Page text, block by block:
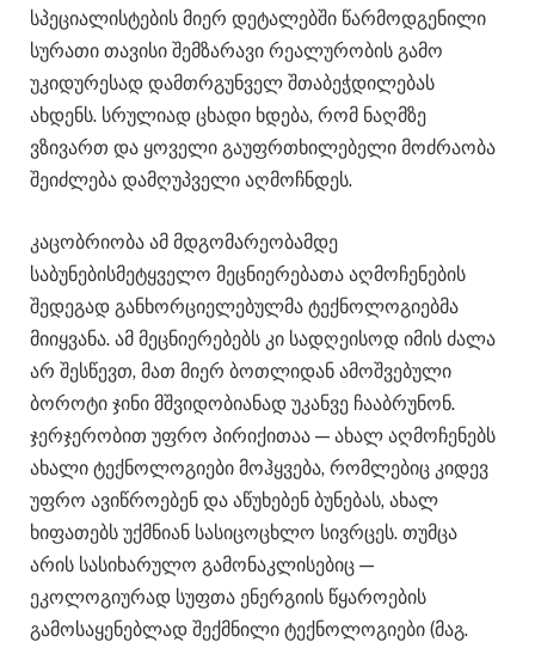
სპეციალისტების მიერ დეტალებში წარმოდგენილი
სურათი თავისი შემზარავი რეალურობის გამო
უკიდურესად დამთრგუნველ შთაბეჭდილებას
ახდენს. სრულიად ცხადი ხდება, რომ ნაღმზე
ვზივართ და ყოველი გაუფრთხილებელი მოძრაობა
შეიძლება დამღუპველი აღმოჩნდეს.
კაცობრიობა ამ მდგომარეობამდე
საბუნებისმეტყველო მეცნიერებათა აღმოჩენების
შედეგად განხორციელებულმა ტექნოლოგიებმა
მიიყვანა. ამ მეცნიერებებს კი სადღეისოდ იმის ძალა
არ შესწევთ, მათ მიერ ბოთლიდან ამოშვებული
ბოროტი ჯინი მშვიდობიანად უკანვე ჩააბრუნონ.
ჯერჯერობით უფრო პირიქითაა — ახალ აღმოჩენებს
ახალი ტექნოლოგიები მოჰყვება, რომლებიც კიდევ
უფრო ავიწროებენ და აწუხებენ ბუნებას, ახალ
ხიფათებს უქმნიან სასიცოცხლო სივრცეს. თუმცა
არის სასიხარულო გამონაკლისებიც —
ეკოლოგიურად სუფთა ენერგიის წყაროების
გამოსაყენებლად შექმნილი ტექნოლოგიები (მაგ.